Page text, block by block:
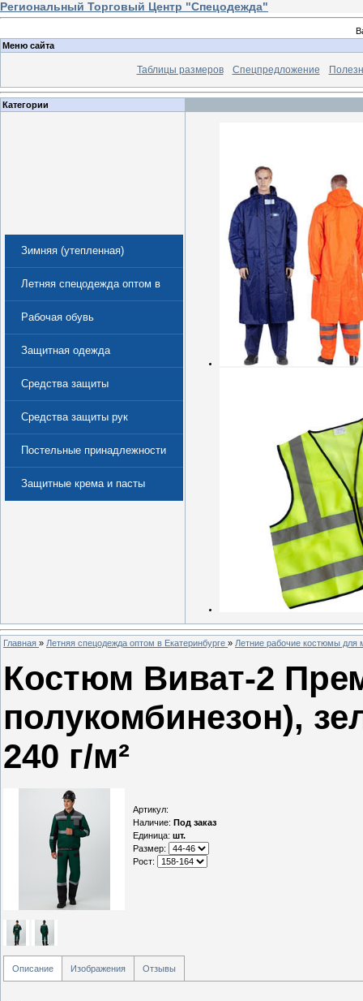
Региональный Торговый Центр "Спецодежда"
Меню сайта
Таблицы размеров Спецпредложение
Категории
Зимняя (утепленная)
спецодежда
Летняя спецодежда оптом в
Екатеринбурге
Рабочая обувь
Защитная одежда
Средства защиты
Средства защиты рук
Постельные принадлежности
Защитные крема и пасты
Главная » Летняя спецодежда оптом в Екатеринбурге » Летние рабочие костюмы для
Костюм Виват-2
полукомбинезон),
240 г/м²
Артикул:
Наличие: Под заказ
Единица: шт.
Размер:
Рост:
Описание Изображения Отзывы